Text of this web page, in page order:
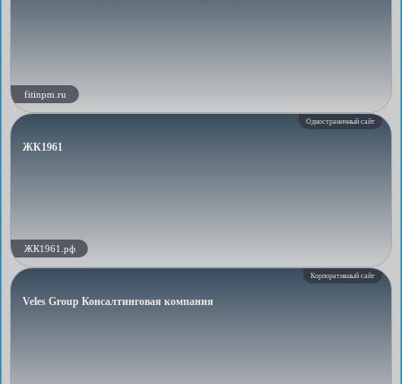
fitinpm.ru
Одностраничный сайт
ЖК1961
ЖК1961.рф
Корпоративный сайт
Veles Group Консалтинговая компания